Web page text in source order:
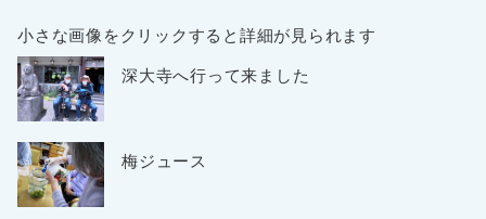
小さな画像をクリックすると詳細が見られます
深大寺へ行って来ました
梅ジュース